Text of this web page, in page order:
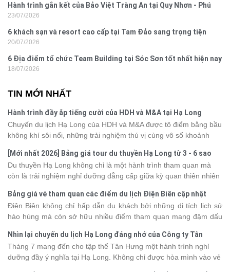
Hành trình gắn kết của Bảo Việt Tràng An tại Quy Nhơn - Phú
Yên
23/07/2026
6 khách sạn và resort cao cấp tại Tam Đảo sang trọng tiện
nghi
20/07/2026
6 Địa điểm tổ chức Team Building tại Sóc Sơn tốt nhất hiện nay
18/07/2026
TIN MỚI NHẤT
Hành trình đầy ắp tiếng cười của HDH và M&A tại Hạ Long
Chuyến du lịch Hạ Long của HDH và M&A được tô điểm bằng bầu
không khí sôi nổi, những trải nghiệm thú vị cùng vô số khoảnh
phút giây đồng hành bên nhau, tất cả đã tạo nên một chuyến đi
tràn đầy cảm xúc và dấu ấn khó quên.
[Mới nhất 2026] Bảng giá tour du thuyền Hạ Long từ 3 - 6 sao
Du thuyền Hạ Long không chỉ là một hành trình tham quan mà
còn là trải nghiệm nghỉ dưỡng đẳng cấp giữa kỳ quan thiên nhiên
khác nhau, khiến nhiều du khách băn khoăn khi lựa chọn. Bài viết
dưới đây sẽ cập nhật bảng giá tour du thuyền Hạ Long mới nhất
2026 từ 3 - 6 sao, giúp bạn dễ dàng so sánh và tìm được hành
trình phù hợp với nhu cầu cũng như ngân sách.
Bảng giá vé tham quan các điểm du lịch Điện Biên cập nhật
2026
Điện Biên không chỉ hấp dẫn du khách bởi những di tích lịch sử
hào hùng mà còn sở hữu nhiều điểm tham quan mang đậm dấu
phá vùng đất này, việc cập nhật trước giá vé sẽ giúp bạn chủ
động hơn trong lịch trình và chi phí. Cùng Vietsense Travel tham
khảo bảng giá vé tham quan các điểm du lịch Điện Biênmới nhất
năm 2026 ngay dưới đây.
Nhìn lại chuyến du lịch Hạ Long đáng nhớ của Công ty Tân
Hưng 2026
Tháng 7 mang đến cho tập thể Tân Hưng một hành trình nghỉ
dưỡng đầy ý nghĩa tại Hạ Long. Không chỉ được hòa mình vào vẻ